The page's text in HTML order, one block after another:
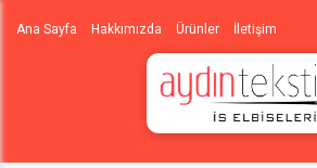
Ana Sayfa Hakkımızda Ürünler İletişim